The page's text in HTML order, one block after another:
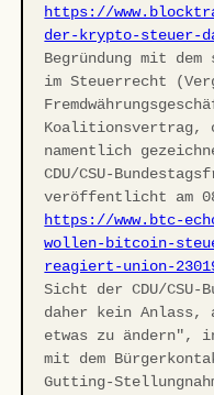
https://
der-krypto-steuer-
Begründung mit
im Steuerrecht
Koalitionsvertrag,
namentlich
CDU/CSU-
veröffentlicht am
https://www.btc-
wollen-bitcoin-
reagiert-union-
Sicht der CDU/
daher kein Anlass,
etwas zu ändern",
mit dem
Gutting-